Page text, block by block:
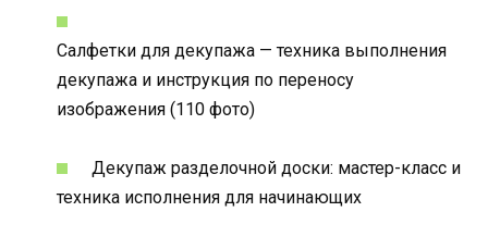
Салфетки для декупажа — техника выполнения
декупажа и инструкция по переносу
изображения (110 фото)
Декупаж разделочной доски: мастер-класс и
техника исполнения для начинающих